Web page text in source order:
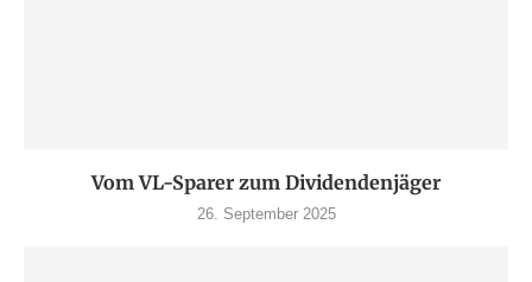
Vom VL-Sparer zum Dividendenjäger
26. September 2025